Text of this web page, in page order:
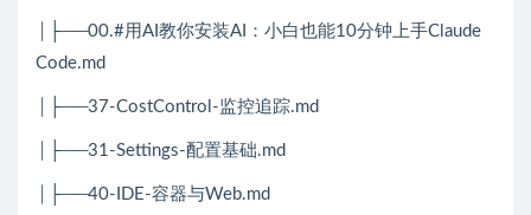
│├──00.#用AI教你安装AI：小白也能10分钟上手Claude
Code.md
│├──37-CostControl-监控追踪.md
│├──31-Settings-配置基础.md
│├──40-IDE-容器与Web.md